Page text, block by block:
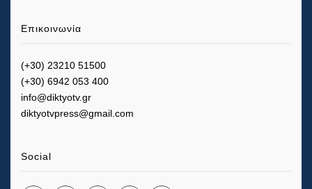
Επικοινωνία
(+30) 23210 51500
(+30) 6942 053 400
info@diktyotv.gr
diktyotvpress@gmail.com
Social